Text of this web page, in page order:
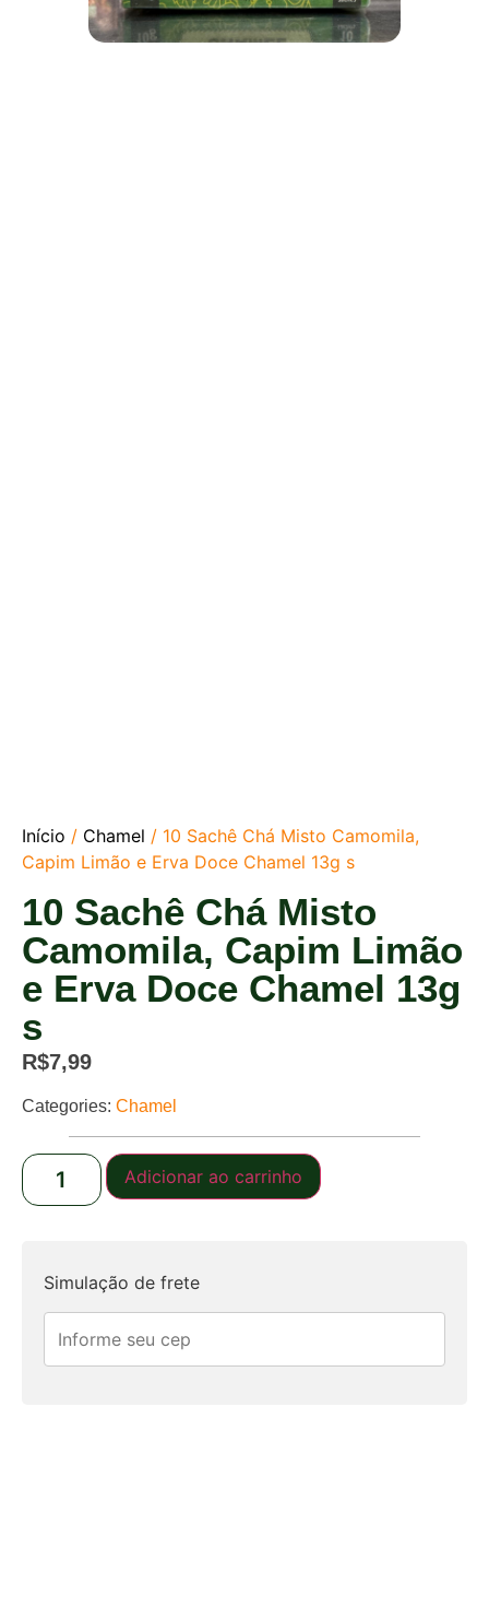
Início / Chamel / 10 Sachê Chá Misto Camomila,
Capim Limão e Erva Doce Chamel 13g s
10 Sachê Chá Misto
Camomila, Capim Limão
e Erva Doce Chamel 13g
s
R$7,99
Categories: Chamel
Adicionar ao carrinho
Simulação de frete